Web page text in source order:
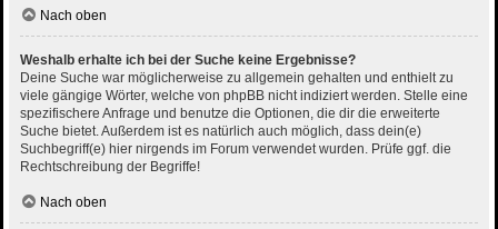
Nach oben
Weshalb erhalte ich bei der Suche keine Ergebnisse?
Deine Suche war möglicherweise zu allgemein gehalten und enthielt zu
viele gängige Wörter, welche von phpBB nicht indiziert werden. Stelle eine
spezifischere Anfrage und benutze die Optionen, die dir die erweiterte
Suche bietet. Außerdem ist es natürlich auch möglich, dass dein(e)
Suchbegriff(e) hier nirgends im Forum verwendet wurden. Prüfe ggf. die
Rechtschreibung der Begriffe!
Nach oben